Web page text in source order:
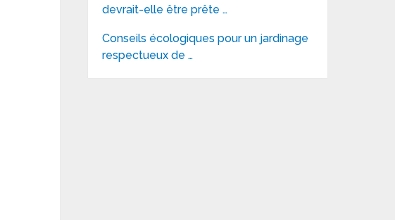
devrait-elle être prête …
Conseils écologiques pour un jardinage
respectueux de …